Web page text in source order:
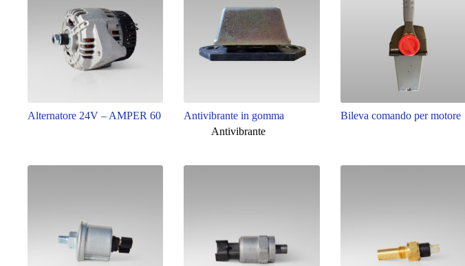
Alternatore 24V – AMPER 60
Antivibrante in gomma
Antivibrante
Bileva comando per motore